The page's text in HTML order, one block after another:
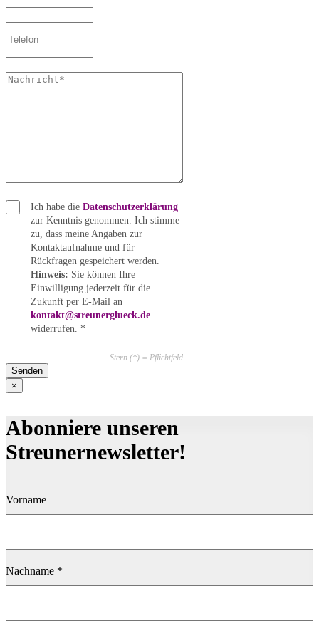
Ich habe die Datenschutzerklärung
zur Kenntnis genommen. Ich stimme
zu, dass meine Angaben zur
Kontaktaufnahme und für
Rückfragen gespeichert werden.
Hinweis: Sie können Ihre
Einwilligung jederzeit für die
Zukunft per E-Mail an
kontakt@streunerglueck.de
widerrufen. *
Bitte lasse dieses Feld leer.
Stern (*) = Pflichtfeld
×
Abonniere unseren
Streunernewsletter!
Vorname
Nachname *